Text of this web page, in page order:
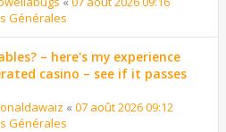
Générales
– here's my experience
casino – see if it passes
« 07 août 2026 09:12
Générales